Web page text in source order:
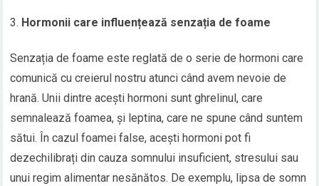
Hormonii care influențează senzația de foame
Senzația de foame este reglată de o serie de hormoni care
comunică cu creierul nostru atunci când avem nevoie de
hrană. Unii dintre acești hormoni sunt ghrelinul, care
semnalează foamea, și leptina, care ne spune când suntem
sătui. În cazul foamei false, acești hormoni pot fi
dezechilibrați din cauza somnului insuficient, stresului sau
unui regim alimentar nesănătos. De exemplu, lipsa de somn